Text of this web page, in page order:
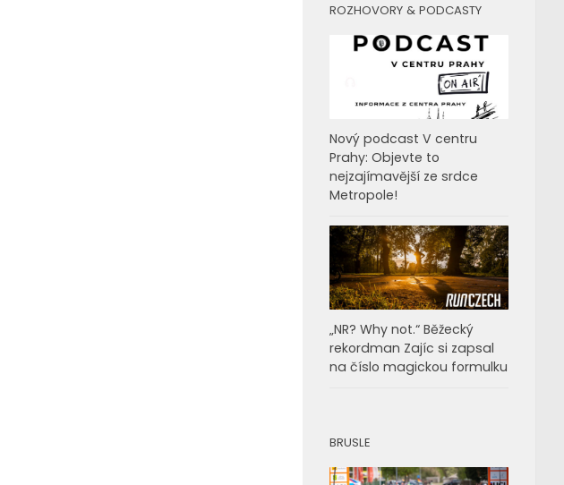
ROZHOVORY & PODCASTY
Nový podcast V centru
Prahy: Objevte to
nejzajímavější ze srdce
Metropole!
„NR? Why not.“ Běžecký
rekordman Zajíc si zapsal
na číslo magickou formulku
BRUSLE